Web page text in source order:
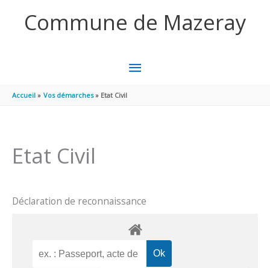
Commune de Mazeray
MENU
PRINCIPAL
Accueil Vos démarches Etat Civil
Etat Civil
Déclaration de reconnaissance